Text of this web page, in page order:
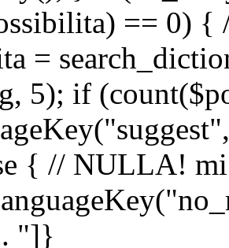
== 0) {
=
5); if
{ // NULLA! mi
"]}